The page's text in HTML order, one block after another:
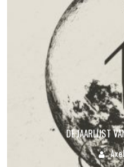
DE JAARLIJST